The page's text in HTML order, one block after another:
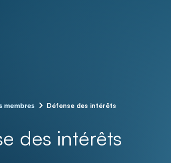
membres – Défense des intérêts
des intérêts